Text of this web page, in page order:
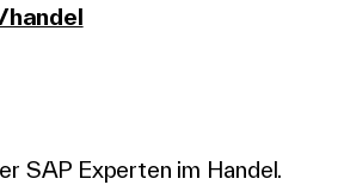
SAP Experten im Handel.